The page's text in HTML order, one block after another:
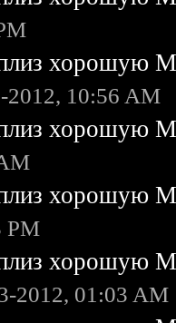
хорошую
2012, 10:56 AM
хорошую
хорошую
PM
хорошую
2012, 01:03 AM